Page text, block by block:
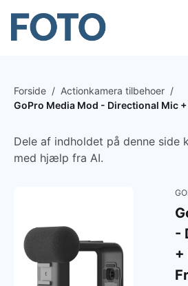
Forside / Actionkamera tilbehoer /
GoPro Media Mod - Directional Mic
Dele af indholdet på denne side
med hjælp fra AI.
-
+